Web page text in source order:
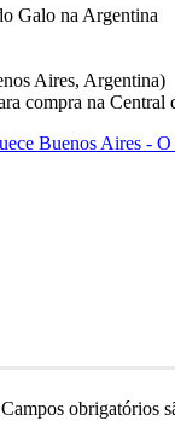
Galo na Argentina
Aires, Argentina)
compra na Central
Buenos Aires -
Campos obrigatórios